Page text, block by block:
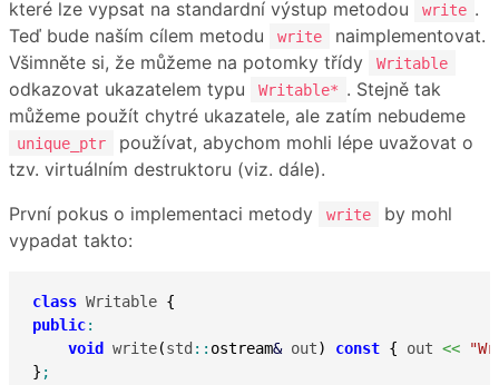
které lze vypsat na standardní výstup metodou
write .
Teď bude naším cílem metodu
write
naimplementovat.
Všimněte si, že můžeme na potomky třídy
Writable
odkazovat ukazatelem typu Writable* . Stejně tak
můžeme použít chytré ukazatele, ale zatím nebudeme
unique_ptr
používat, abychom mohli lépe uvažovat o
tzv. virtuálním destruktoru (viz. dále).
První pokus o implementaci metody
write
by mohl
vypadat takto:
class Writable {
public:
void
write(std :: ostream& out) const { out <<
} ;